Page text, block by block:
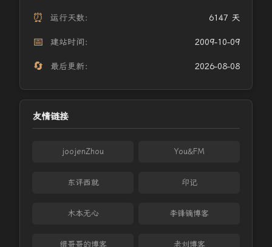
⏰ 运行天数： 6147 天
📅 建站时间： 2009-10-09
🔄 最后更新： 2026-08-08
友情链接
joojenZhou You&FM
东评西就 印记
木本无心 李锋镝博客
缙哥哥的博客 老刘博客